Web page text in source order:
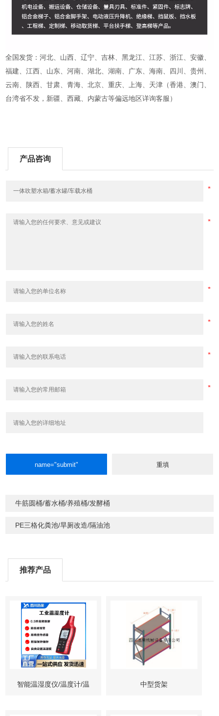
全国发货：河北、山西、辽宁、吉林、黑龙江、江苏、浙江、安徽、
福建、江西、山东、河南、湖北、湖南、广东、海南、四川、贵州、
云南、陕西、甘肃、青海、北京、重庆、上海、天津（香港、澳门、
台湾省不发，新疆、西藏、内蒙古等偏远地区详询客服）
产品咨询
牛筋圆桶/蓄水桶/养殖桶/发酵桶
PE三格化粪池/旱厕改造/隔油池
推荐产品
智能温湿度仪/温度计/温 中型货架